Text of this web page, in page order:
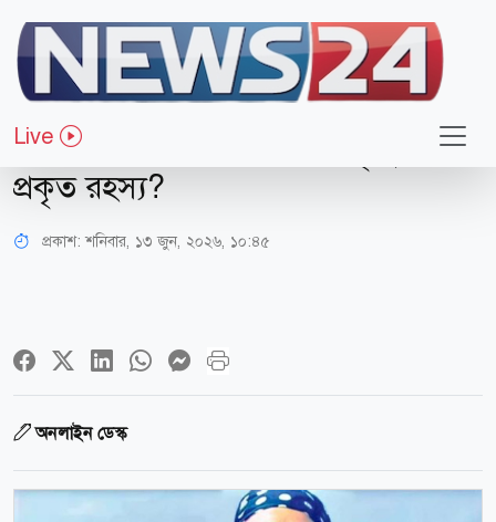
Live
বিনোদন
৩০ বছর পর উত্তোলন হবে সালমানের
দেহাবশেষ; কঙ্কালে মিলবে কি মৃত্যুর
প্রকৃত রহস্য?
প্রকাশ:শনিবার, ১৩ জুন, ২০২৬, ১০:৪৫
অনলাইন ডেস্ক